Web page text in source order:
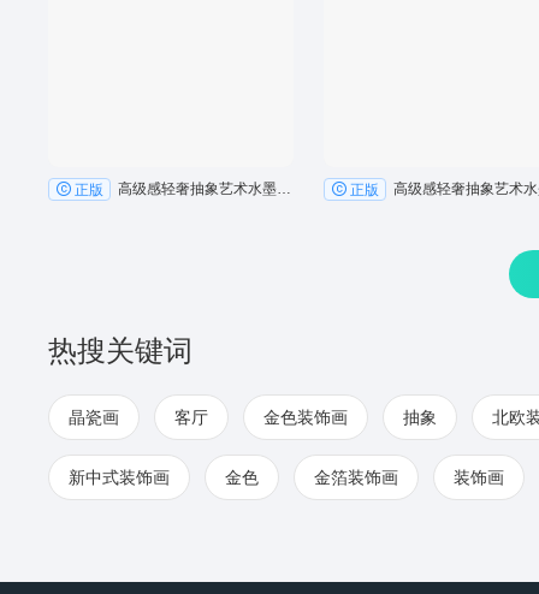
正版 高级感轻奢抽象艺术水墨线条客厅卧室地毯设计3 正版
热搜关键词
晶瓷画 客厅 金色装饰画 抽象 北欧
新中式装饰画 金色 金箔装饰画 装饰画